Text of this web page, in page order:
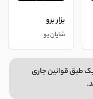
بزار برو
شایان یو
طبق قوانین جاری